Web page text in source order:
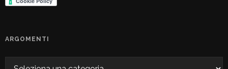
ARGOMENTI